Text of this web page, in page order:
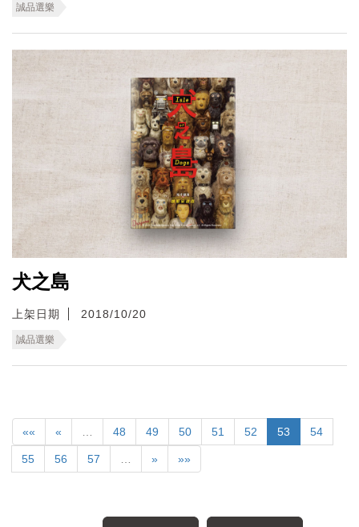
誠品選樂
犬之島
上架日期 2018/10/20
誠品選樂
«« « 48 49 50 51 52 53 54
55 56 57 » »»